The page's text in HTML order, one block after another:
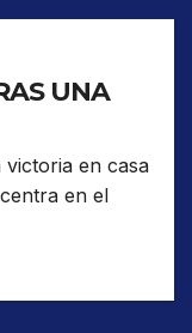
UNA
victoria en casa
en el